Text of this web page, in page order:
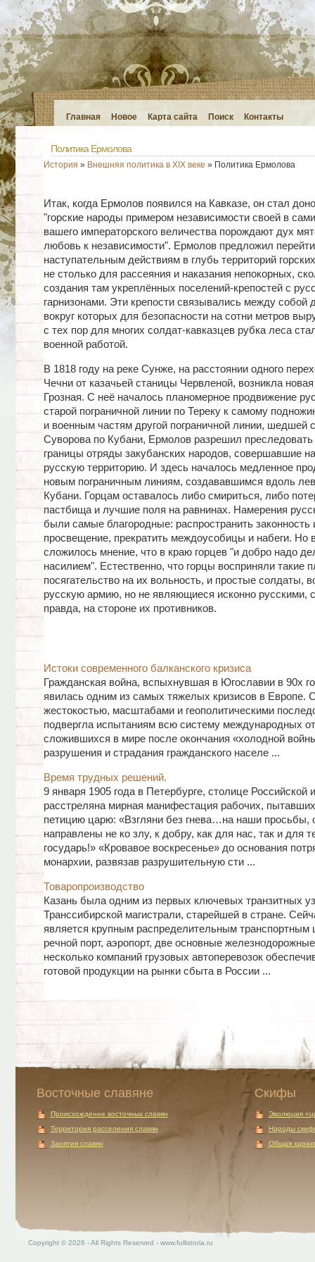
Главная Новое Карта сайта Поиск Контакты
Политика Ермолова
История » Внешняя политика в XIX веке » Политика Ермолова
Итак, когда Ермолов появился на Кавказе, он стал
"горские народы примером независимости своей в
вашего императорского величества порождают дух
любовь к независимости". Ермолов предложил
наступательным действиям в глубь территорий
не столько для рассеяния и наказания непокорных,
создания там укреплённых поселений-крепостей с
гарнизонами. Эти крепости связывались между собой
вокруг которых для безопасности на сотни метров
с тех пор для многих солдат-кавказцев рубка леса
военной работой.
В 1818 году на реке Сунже, на расстоянии одного
Чечни от казачьей станицы Червленой, возникла
Грозная. С неё началось планомерное продвижение
старой пограничной линии по Тереку к самому
и военным частям другой пограничной линии, шедшей
Суворова по Кубани, Ермолов разрешил
границы отряды закубанских народов, совершавшие
русскую территорию. И здесь началось медленное
новым пограничным линиям, создававшимся вдоль
Кубани. Горцам оставалось либо смириться, либо
пастбища и лучшие поля на равнинах. Намерения
были самые благородные: распространить законность
просвещение, прекратить междоусобицы и набеги. Но
сложилось мнение, что в краю горцев "и добро надо
насилием". Естественно, что горцы восприняли такие
посягательство на их вольность, и простые солдаты,
русскую армию, но не являющиеся исконно русскими,
правда, на стороне их противников.
Истоки современного балканского кризиса
Гражданская война, вспыхнувшая в Югославии в 90х
явилась одним из самых тяжелых кризисов в Европе.
жестокостью, масштабами и геополитическими
подвергла испытаниям всю систему международных
сложившихся в мире после окончания «холодной
разрушения и страдания гражданского населе ...
Время трудных решений.
9 января 1905 года в Петербурге, столице Российской
расстреляна мирная манифестация рабочих,
петицию царю: «Взгляни без гнева…на наши просьбы,
направлены не ко злу, к добру, как для нас, так и для
государь!» «Кровавое воскресенье» до основания
монархии, развязав разрушительную сти ...
Товаропроизводство
Казань была одним из первых ключевых транзитных
Транссибирской магистрали, старейшей в стране.
является крупным распределительным транспортным
речной порт, аэропорт, две основные
несколько компаний грузовых автоперевозок
готовой продукции на рынки сбыта в России ...
Восточные славяне
Происхождение восточных славян
Территория расселения славян
Занятия славян
Скифы
Эволюция
Народы
Общая
Copyright © 2026 - All Rights Reserved - www.fullistoria.ru